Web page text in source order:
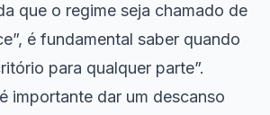
que o regime seja chamado de
é fundamental saber quando
para qualquer parte”.
importante dar um descanso